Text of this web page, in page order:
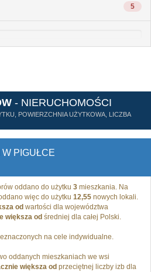
5
- NIERUCHOMOŚCI
POWIERZCHNIA UŻYTKOWA, LICZBA
PIGUŁCE
oddano do użytku 3 mieszkania. Na
więc do użytku 12,55 nowych lokali.
od wartości dla województwa
większa od średniej dla całej Polski.
na cele indywidualne.
oddanych mieszkaniach we wsi
większa od przeciętnej liczby izb dla